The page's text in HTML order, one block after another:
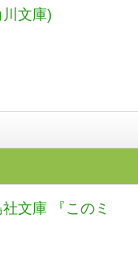
文庫)
文庫 『このミ